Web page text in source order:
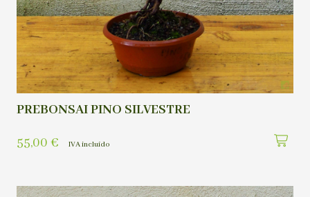
PREBONSAI PINO SILVESTRE
55,00 € IVA incluído